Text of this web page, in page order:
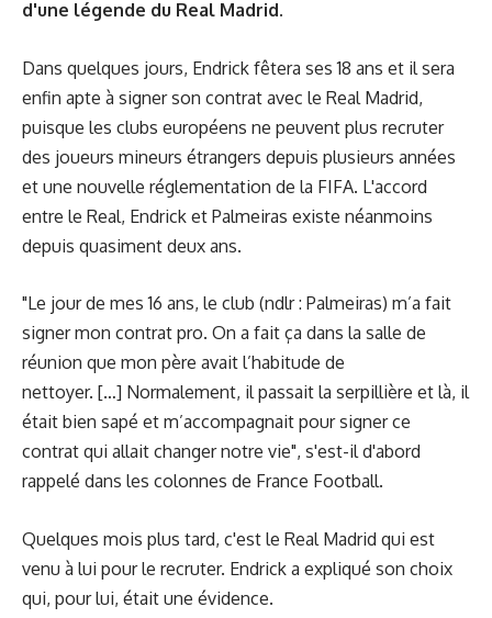
d'une légende du Real Madrid.
Dans quelques jours, Endrick fêtera ses 18 ans et il sera
enfin apte à signer son contrat avec le Real Madrid,
puisque les clubs européens ne peuvent plus recruter
des joueurs mineurs étrangers depuis plusieurs années
et une nouvelle réglementation de la FIFA. L'accord
entre le Real, Endrick et Palmeiras existe néanmoins
depuis quasiment deux ans.
"Le jour de mes 16 ans, le club (ndlr : Palmeiras) m’a fait
signer mon contrat pro. On a fait ça dans la salle de
réunion que mon père avait l’habitude de
nettoyer. […] Normalement, il passait la serpillière et là, il
était bien sapé et m’accompagnait pour signer ce
contrat qui allait changer notre vie", s'est-il d'abord
rappelé dans les colonnes de France Football.
Quelques mois plus tard, c'est le Real Madrid qui est
venu à lui pour le recruter. Endrick a expliqué son choix
qui, pour lui, était une évidence.